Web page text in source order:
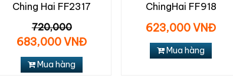
Ching Hai FF2317
720,000
683,000 VNĐ
Mua hàng
ChingHai FF918
623,000 VNĐ
Mua hàng